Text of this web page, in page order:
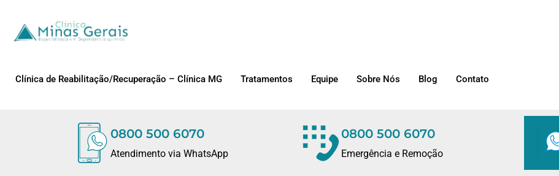
Clínica de Reabilitação/Recuperação – Clínica MG Tratamentos Equipe Sobre Nós Blog Contato
0800 500 6070
Atendimento via WhatsApp
0800 500 6070
Emergência e Remoção